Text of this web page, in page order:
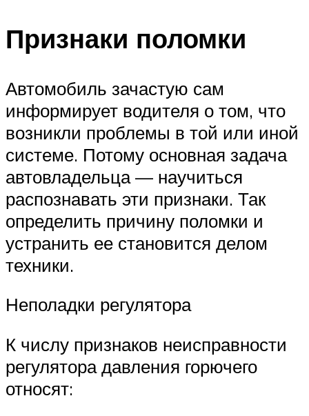
Признаки поломки
Автомобиль зачастую сам
информирует водителя о том, что
возникли проблемы в той или иной
системе. Потому основная задача
автовладельца — научиться
распознавать эти признаки. Так
определить причину поломки и
устранить ее становится делом
техники.
Неполадки регулятора
К числу признаков неисправности
регулятора давления горючего
относят: